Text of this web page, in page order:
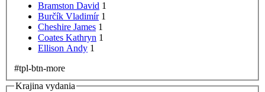
Bramston David 1
Burčík Vladimír 1
Cheshire James 1
Coates Kathryn 1
Ellison Andy 1
#tpl-btn-more
Krajina vydania